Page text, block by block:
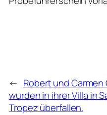
← Robert und Carmen
wurden in ihrer Villa in
Tropez überfallen.